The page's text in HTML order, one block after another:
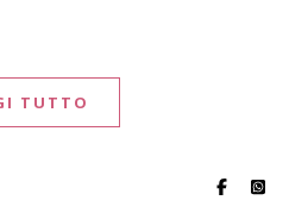
TUTTO